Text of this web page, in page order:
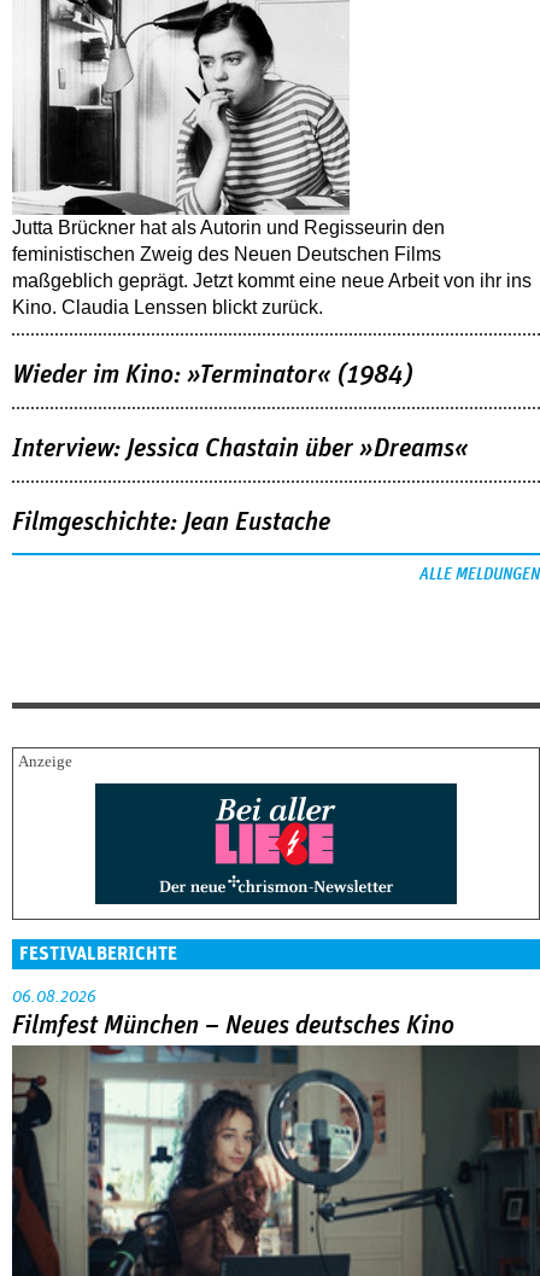
Jutta Brückner hat als Autorin und Regisseurin den
feministischen Zweig des Neuen Deutschen Films
maßgeblich geprägt. Jetzt kommt eine neue Arbeit von ihr ins
Kino. Claudia Lenssen blickt zurück.
Wieder im Kino: »Terminator« (1984)
Interview: Jessica Chastain über »Dreams«
Filmgeschichte: Jean Eustache
ALLE MELDUNGEN
FESTIVALBERICHTE
06.08.2026
Filmfest München – Neues deutsches Kino